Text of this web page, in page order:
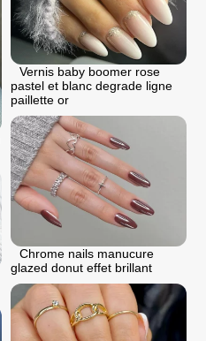
Vernis baby boomer rose
pastel et blanc degrade ligne
paillette or
Chrome nails manucure
glazed donut effet brillant